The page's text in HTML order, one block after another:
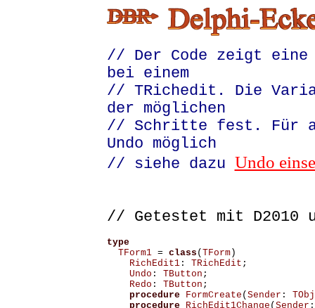
// Der Code zeigt eine
bei einem
// TRichedit. Die
der möglichen
// Schritte fest. Für
Undo möglich
// siehe dazu Undo
// Getestet mit D2010
type
TForm1 = class ( TForm)
RichEdit1: TRichEdit ;
Undo : TButton ;
Redo : TButton ;
procedure
FormCreate ( Sender :
procedure
RichEdit1Change ( Sender :